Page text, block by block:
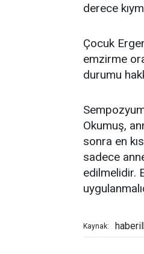
derece
Çocuk
emzirme
durumu
Okumuş,
sonra en
sadece
edilmelidir.
Kaynak: